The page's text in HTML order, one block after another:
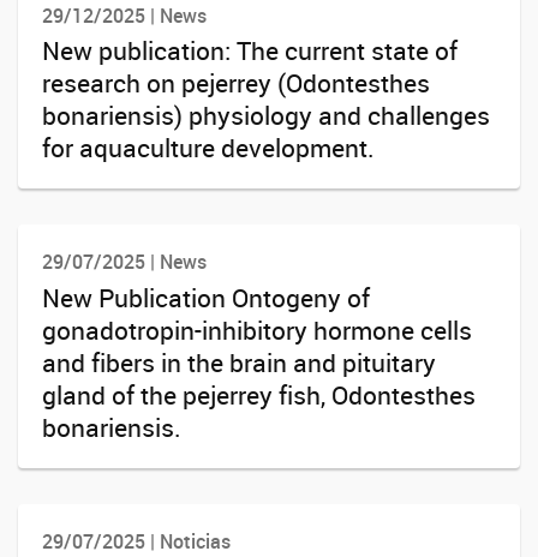
29/12/2025 | News
New publication: The current state of
research on pejerrey (Odontesthes
bonariensis) physiology and challenges
for aquaculture development.
29/07/2025 | News
New Publication Ontogeny of
gonadotropin-inhibitory hormone cells
and fibers in the brain and pituitary
gland of the pejerrey fish, Odontesthes
bonariensis.
29/07/2025 | Noticias